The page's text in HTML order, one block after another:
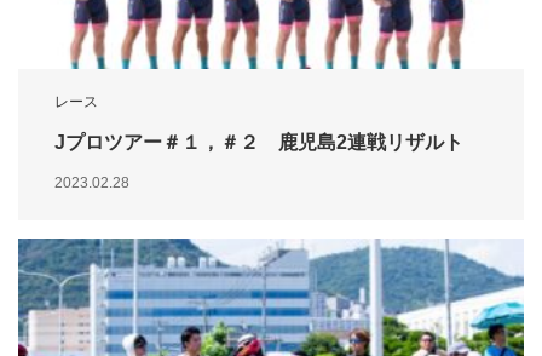
レース
Jプロツアー＃１，＃２ 鹿児島2連戦リザルト
2023.02.28